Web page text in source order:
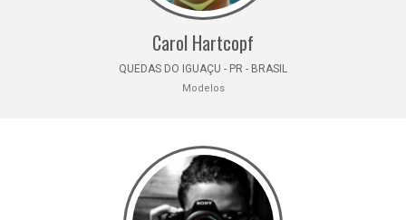
Carol Hartcopf
QUEDAS DO IGUAÇU - PR - BRASIL
Modelos